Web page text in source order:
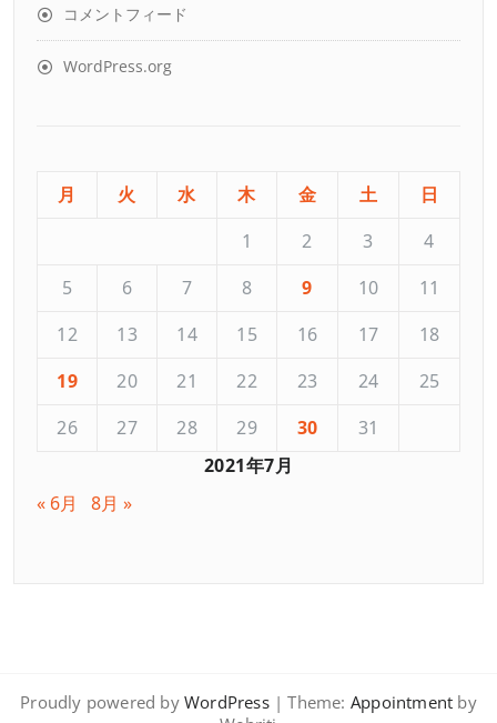
コメントフィード
WordPress.org
2021年7月
月 火 水 木 金 土
日
1
2 3
4
5
6 7 8 9 10
11
12
13 14 15 16 17
18
19
20 21 22 23 24
25
26
27 28 29 30 31
« 6月 8月 »
Proudly powered byWordPress| Theme: Appointment by